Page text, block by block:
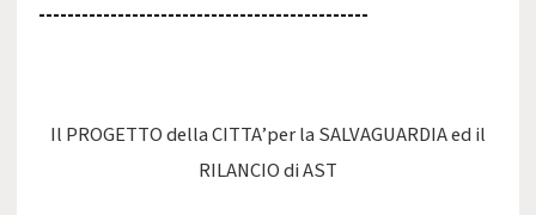
----------------------------------------------
Il PROGETTO della CITTA’per la SALVAGUARDIA ed il
RILANCIO di AST